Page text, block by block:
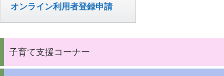
オンライン利用者登録申請
子育て支援コーナー